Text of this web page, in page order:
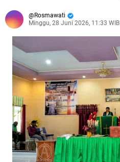
Rosmawati
Minggu, 28 Juni 2026, 11:33 WIB